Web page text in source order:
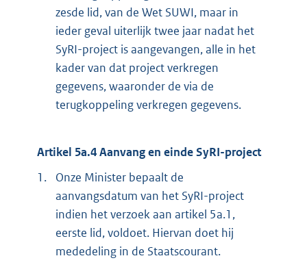
zesde lid, van de Wet SUWI, maar in
ieder geval uiterlijk twee jaar nadat het
SyRI-project is aangevangen, alle in het
kader van dat project verkregen
gegevens, waaronder de via de
terugkoppeling verkregen gegevens.
Artikel 5a.4 Aanvang en einde SyRI-project
1.
Onze Minister bepaalt de
aanvangsdatum van het SyRI-project
indien het verzoek aan artikel 5a.1,
eerste lid, voldoet. Hiervan doet hij
mededeling in de Staatscourant.